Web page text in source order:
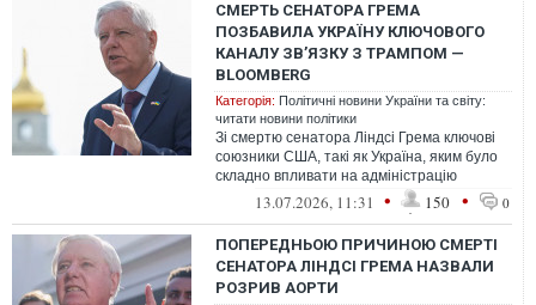
СМЕРТЬ СЕНАТОРА ГРЕМА
ПОЗБАВИЛА УКРАЇНУ КЛЮЧОВОГО
КАНАЛУ ЗВ’ЯЗКУ З ТРАМПОМ —
BLOOMBERG
Категорія: Політичні новини України та світу:
читати новини політики
Зі смертю сенатора Ліндсі Грема ключові
союзники США, такі як Україна, яким було
складно впливати на адміністрацію
президента Дональда Трампа, втратил...
13.07.2026, 11:31 • 150 • 0
ПОПЕРЕДНЬОЮ ПРИЧИНОЮ СМЕРТІ
СЕНАТОРА ЛІНДСІ ГРЕМА НАЗВАЛИ
РОЗРИВ АОРТИ